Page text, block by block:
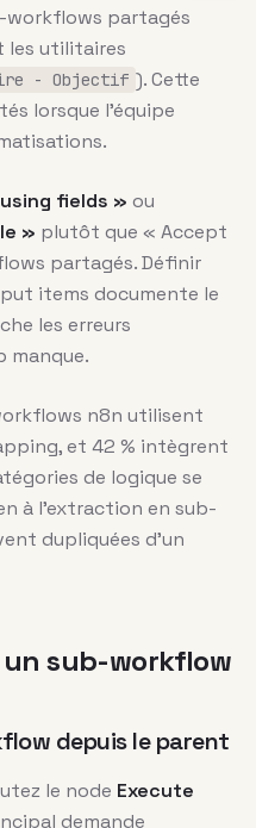
workflows partagés
les utilitaires
- Objectif ). Cette
lorsque l’équipe
fields » ou
» plutôt que « Accept
partagés. Définir
items documente le
les erreurs
manque.
n8n utilisent
et 42 % intègrent
de logique se
à l’extraction en sub-
dupliquées d’un
sub-workflow
depuis le parent
le node Execute
demande